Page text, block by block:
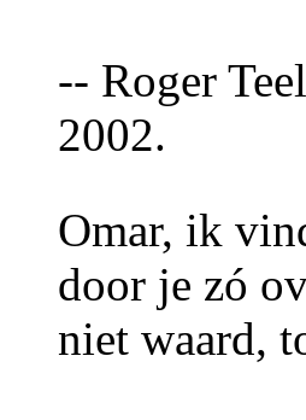
-- Roger
2002.
Omar, ik
door je zó
niet waard,